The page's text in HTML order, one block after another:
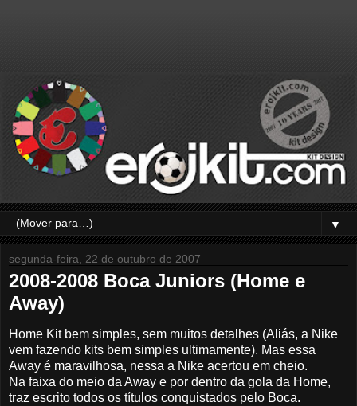
▼
segunda-feira, 22 de outubro de 2007
2008-2008 Boca Juniors (Home e
Away)
Home Kit bem simples, sem muitos detalhes (Aliás, a Nike
vem fazendo kits bem simples ultimamente). Mas essa
Away é maravilhosa, nessa a Nike acertou em cheio.
Na faixa do meio da Away e por dentro da gola da Home,
traz escrito todos os títulos conquistados pelo Boca.